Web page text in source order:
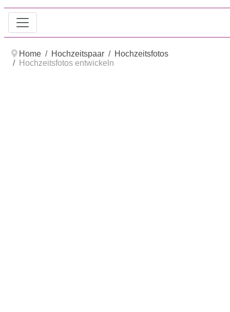
Home Hochzeitspaar
Hochzeitsfotos
Hochzeitsfotos entwickeln